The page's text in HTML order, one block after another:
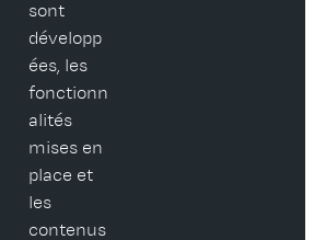
sont
développ
ées, les
fonctionn
alités
mises en
place et
les
contenus